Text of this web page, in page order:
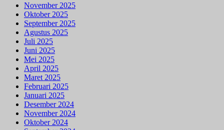
November 2025
Oktober 2025
September 2025
Agustus 2025
Juli 2025
Juni 2025
Mei 2025
April 2025
Maret 2025
Februari 2025
Januari 2025
Desember 2024
November 2024
Oktober 2024